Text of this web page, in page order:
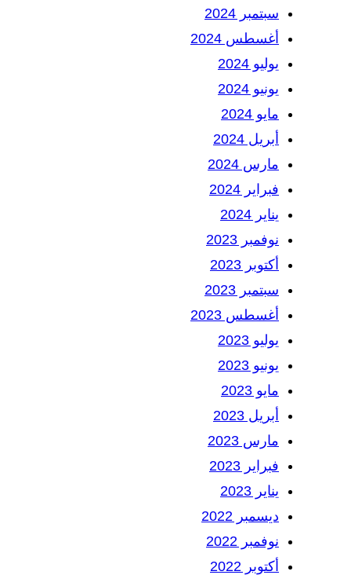
سبتمبر 2024
أغسطس 2024
يوليو 2024
يونيو 2024
مايو 2024
أبريل 2024
مارس 2024
فبراير 2024
يناير 2024
نوفمبر 2023
أكتوبر 2023
سبتمبر 2023
أغسطس 2023
يوليو 2023
يونيو 2023
مايو 2023
أبريل 2023
مارس 2023
فبراير 2023
يناير 2023
ديسمبر 2022
نوفمبر 2022
أكتوبر 2022